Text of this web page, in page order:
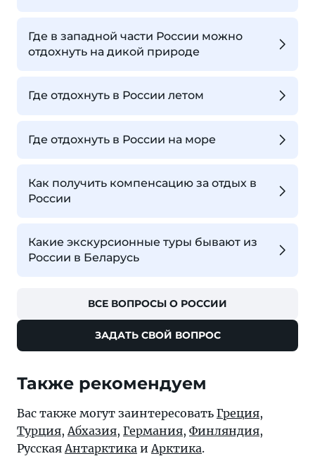
Где в западной части России можно
отдохнуть на дикой природе
Где отдохнуть в России летом
Где отдохнуть в России на море
Как получить компенсацию за отдых в
России
Какие экскурсионные туры бывают из
России в Беларусь
ВСЕ ВОПРОСЫ О РОССИИ
ЗАДАТЬ СВОЙ ВОПРОС
Также рекомендуем
Вас также могут заинтересовать Греция,
Турция, Абхазия, Германия, Финляндия,
Русская Антарктика и Арктика.